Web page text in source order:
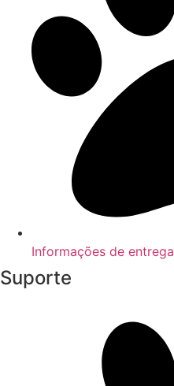
Informações de entrega
Suporte